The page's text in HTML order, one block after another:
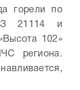
горели по
21114 и
102»
региона.